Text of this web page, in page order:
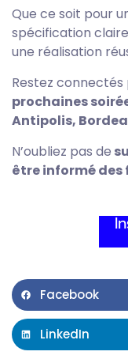
Que ce soit pour
spécification
une réalisation
Restez connectés
prochaines
Antipolis,
N’oubliez pas de
être informé des
Facebook
LinkedIn